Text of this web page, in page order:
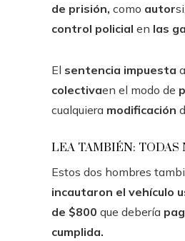
de prisión, como autor
control policial en las
El sentencia impuesta
colectivaen el modo de
cualquiera modificación
LEA TAMBIÉN: TODAS
Estos dos hombres
incautaron el vehículo
de $800 que debería
cumplida.